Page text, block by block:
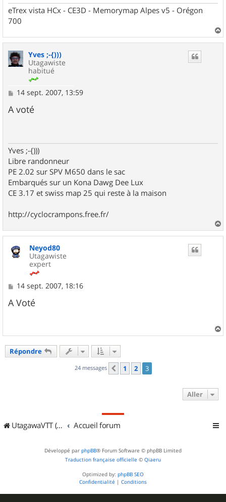
eTrex vista HCx - CE3D - Memorymap Alpes v5 - Orégon
700
a
Yves ;-{)))
Utagawiste
habitué
M
s
s
14 sept. 2007, 13:59
A voté
Yves ;-{)))
Libre randonneur
PE 2.02 sur SPV M650 dans le sac
Embarqués sur un Kona Dawg Dee Lux
CE 3.17 et swiss map 25 qui reste à la maison
http://cyclocrampons.free.fr/
a
Neyod80
Utagawiste
expert
M
s
s
e
14 sept. 2007, 18:16
A Voté
a
Répondre
24 messages Précédent
1 2 3
Aller
UtagawaVTT (Randos VTT et VTTAE avec traces GPS) Accueil forum
Développé par phpBB® Forum Software © phpBB Limited
Traduction française officielle © Qiaeru
Optimized by: phpBB SEO
Confidentialité | Conditions